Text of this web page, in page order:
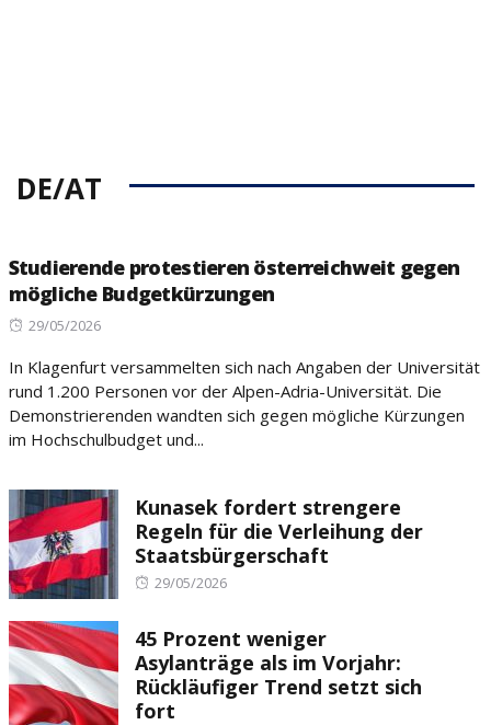
DE/AT
Studierende protestieren österreichweit gegen
mögliche Budgetkürzungen
Posted
29/05/2026
In Klagenfurt versammelten sich nach Angaben der Universität
rund 1.200 Personen vor der Alpen-Adria-Universität. Die
Demonstrierenden wandten sich gegen mögliche Kürzungen
im Hochschulbudget und...
Kunasek fordert strengere
Regeln für die Verleihung der
Staatsbürgerschaft
Posted
29/05/2026
45 Prozent weniger
Asylanträge als im Vorjahr:
Rückläufiger Trend setzt sich
fort